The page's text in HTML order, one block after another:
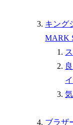
キング
MARK
ブラザ